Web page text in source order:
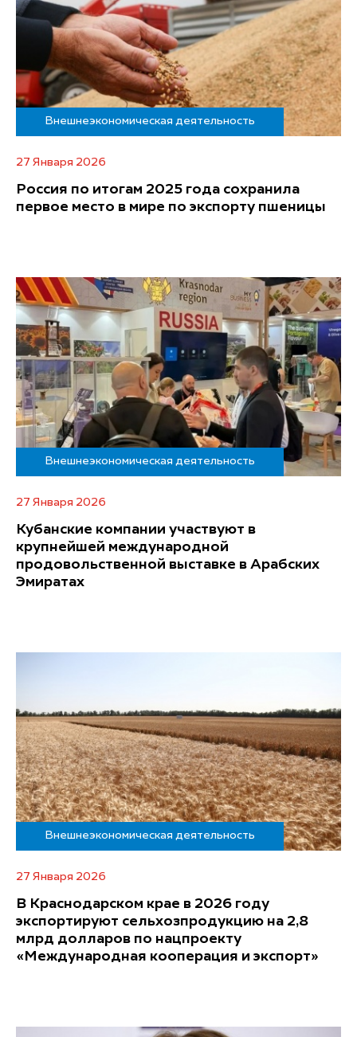
Внешнеэкономическая деятельность
27 Января 2026
Россия по итогам 2025 года сохранила
первое место в мире по экспорту пшеницы
Внешнеэкономическая деятельность
27 Января 2026
Кубанские компании участвуют в
крупнейшей международной
продовольственной выставке в Арабских
Эмиратах
Внешнеэкономическая деятельность
27 Января 2026
В Краснодарском крае в 2026 году
экспортируют сельхозпродукцию на 2,8
млрд долларов по нацпроекту
«Международная кооперация и экспорт»